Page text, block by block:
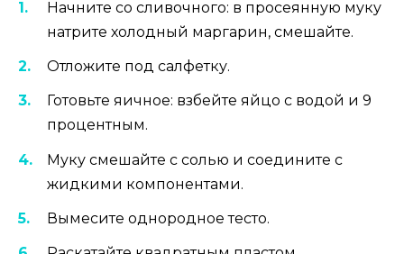
Начните со сливочного: в просеянную муку
натрите холодный маргарин, смешайте.
Отложите под салфетку.
Готовьте яичное: взбейте яйцо с водой и 9
процентным.
Муку смешайте с солью и соедините с
жидкими компонентами.
Вымесите однородное тесто.